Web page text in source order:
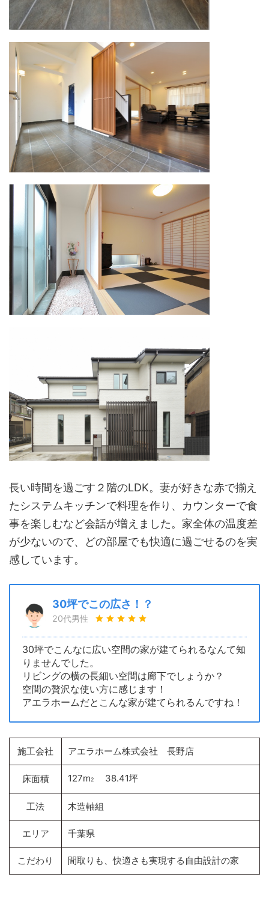
長い時間を過ごす２階のLDK。妻が好きな赤で揃え
たシステムキッチンで料理を作り、カウンターで食
事を楽しむなど会話が増えました。家全体の温度差
が少ないので、どの部屋でも快適に過ごせるのを実
感しています。
30坪でこの広さ！？
20代男性
30坪でこんなに広い空間の家が建てられるなんて知
りませんでした。
リビングの横の長細い空間は廊下でしょうか？
空間の贅沢な使い方に感じます！
アエラホームだとこんな家が建てられるんですね！
施工会社 アエラホーム株式会社 長野店
床面積 127m2 38.41坪
工法 木造軸組
エリア 千葉県
こだわり 間取りも、快適さも実現する自由設計の家